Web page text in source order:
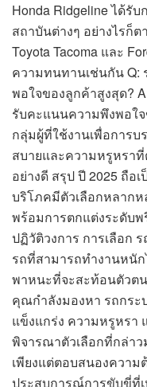
Honda Ridgeline ได้รั
สถาบันต่างๆ อย่างไรก็
Toyota Tacoma และ
ความทนทานเช่นกัน Q:
พอใจของลูกค้าสูงสุด?
รับคะแนนความพึงพอใ
กลุ่มผู้ที่ใช้งานเพื่อการ
สบายและความหรูหรา
อย่างดี สรุป ปี 2025 ถือ
บริโภคมีตัวเลือกหลาก
พร้อมการตกแต่งระดับพ
ปฏิวัติวงการ การเลือก
รถที่สามารถทำงานหนัก
พาหนะที่จะสะท้อนตัวต
คุณกำลังมองหา รถกระ
แข็งแกร่ง ความหรูหรา
พิจารณาตัวเลือกที่กล่าว
เพียงแต่ตอบสนองความ
ประสบการณ์การขับขี่ที่